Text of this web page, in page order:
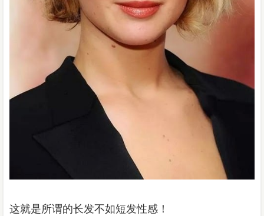
这就是所谓的长发不如短发性感！